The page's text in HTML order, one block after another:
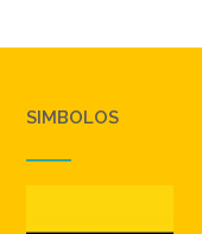
SIMBOLOS